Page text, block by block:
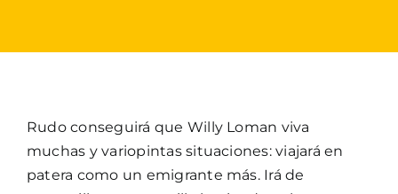
Rudo conseguirá que Willy Loman viva
muchas y variopintas situaciones: viajará en
patera como un emigrante más. Irá de